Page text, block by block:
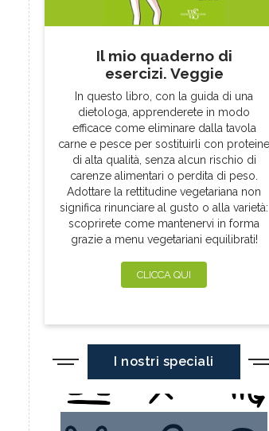
Il mio quaderno di
esercizi. Veggie
In questo libro, con la guida di una
dietologa, apprenderete in modo
efficace come eliminare dalla tavola
carne e pesce per sostituirli con proteine
di alta qualità, senza alcun rischio di
carenze alimentari o perdita di peso.
Adottare la rettitudine vegetariana non
significa rinunciare al gusto o alla varietà:
scoprirete come mantenervi in forma
grazie a menu vegetariani equilibrati!
CLICCA QUI
I nostri speciali